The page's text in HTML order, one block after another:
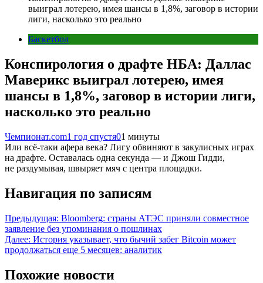
выиграл лотерею, имея шансы в 1,8%, заговор в истории
лиги, насколько это реально
Баскетбол
Конспирология о драфте НБА: Даллас
Маверикс выиграл лотерею, имея
шансы в 1,8%, заговор в истории лиги,
насколько это реально
Чемпионат.com1 год спустя01 минуты
Или всё-таки афера века? Лигу обвиняют в закулисных играх
на драфте. Оставалась одна секунда — и Джош Гидди,
не раздумывая, швыряет мяч с центра площадки.
Навигация по записям
Предыдущая: Bloomberg: страны АТЭС приняли совместное
заявление без упоминания о пошлинах
Далее: История указывает, что бычий забег Bitcoin может
продолжаться еще 5 месяцев: аналитик
Похожие новости